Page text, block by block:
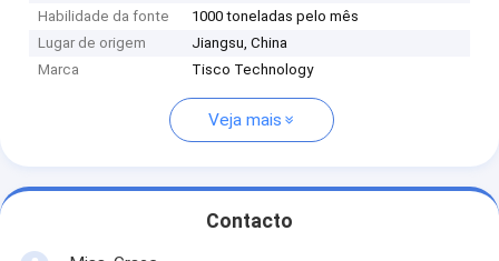
Habilidade da fonte
1000 toneladas pelo mês
Lugar de origem
Jiangsu, China
Marca
Tisco Technology
Veja mais
Contacto